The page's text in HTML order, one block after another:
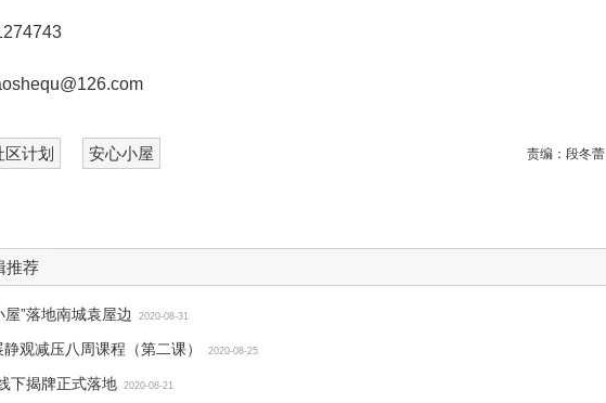
区计划 安心小屋 责编： 段冬蕾
推荐
”落地南城袁屋边 2020-08-31
观减压八周课程（第二课） 2020-08-25
下揭牌正式落地 2020-08-21